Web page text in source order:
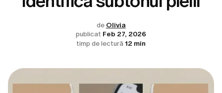
de Olivia
publicat Feb 27, 2026
timp de lectură12 min